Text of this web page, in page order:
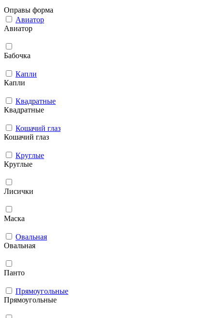
Оправы форма
Авиатор
Авиатор
Бабочка
Капли
Капли
Квадратные
Квадратные
Кошачий глаз
Кошачий глаз
Круглые
Круглые
Лисички
Маска
Овальная
Овальная
Панто
Прямоугольные
Прямоугольные